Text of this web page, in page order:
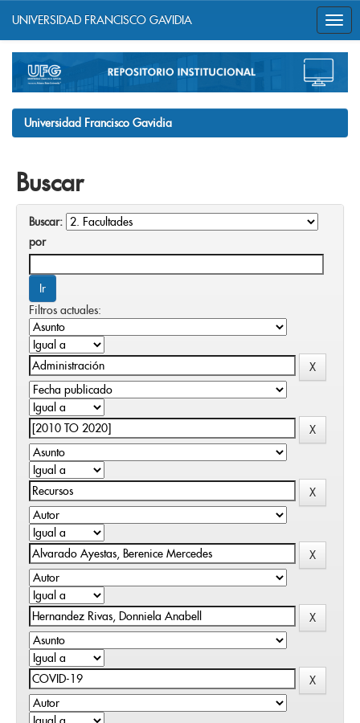
navigation
UNIVERSIDAD FRANCISCO GAVIDIA
Universidad Francisco Gavidia
Buscar
Buscar:
por
Filtros actuales: